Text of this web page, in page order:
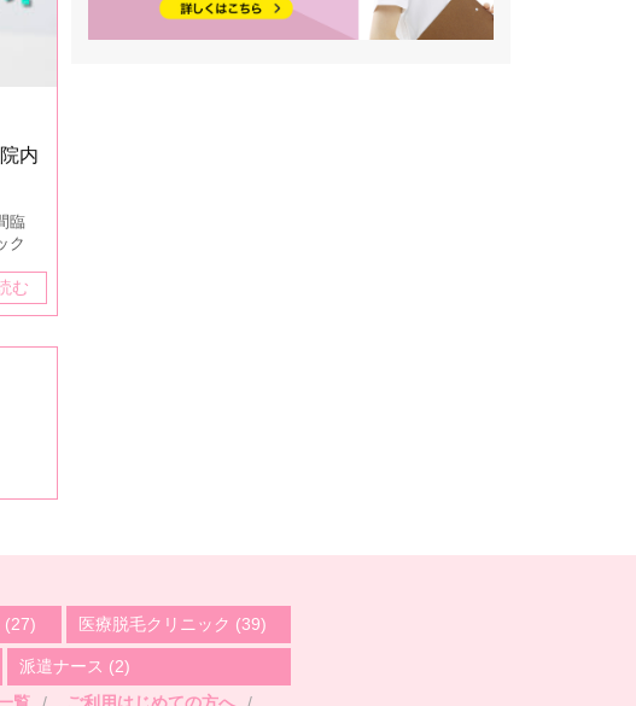
内
臨
ク
む
医療脱毛クリニック (39)
派遣ナース (2)
(27)
覧 ご利用はじめての方へ